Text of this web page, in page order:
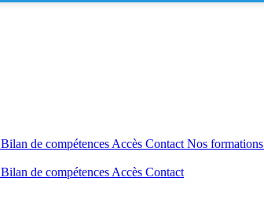
Bilan de compétences Accès Contact Nos formations
Bilan de compétences Accès Contact